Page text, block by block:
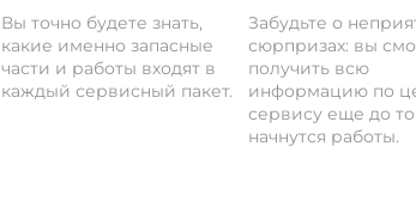
Вы точно будете знать,
какие именно запасные
части и работы входят в
каждый сервисный пакет.
Забудьте о
сюрпризах: вы
получить всю
информацию по
сервису еще до
начнутся работы.